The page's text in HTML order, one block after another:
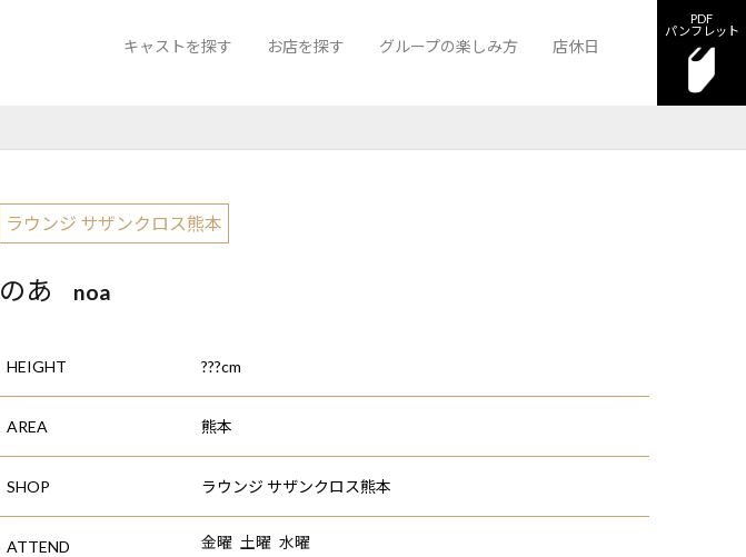
キャストを探す お店を探す グループの楽しみ方 店休日
PDF
パンフレット
ラウンジ サザンクロス熊本
のあ noa
HEIGHT ???cm
AREA 熊本
SHOP ラウンジ サザンクロス熊本
ATTEND 金曜 土曜 水曜